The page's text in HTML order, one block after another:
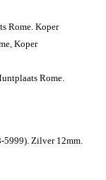
Rome. Koper
Koper
Rome.
5999). Zilver 12mm.